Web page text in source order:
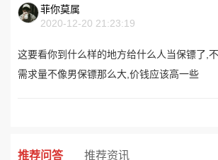
菲你莫属
2020-12-20 21:23:19
这要看你到什么样的地方给什么人当保镖了,
需求量不像男保镖那么大,价钱应该高一些
推荐问答 推荐资讯